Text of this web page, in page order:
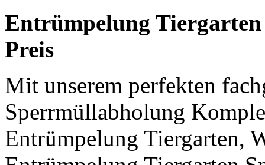
Entrümpelung
Preis
Mit unserem perfekten
Sperrmüllabholung
Entrümpelung Tiergarten,